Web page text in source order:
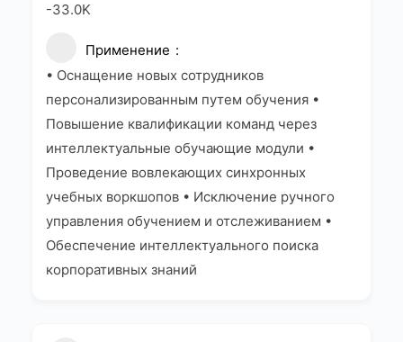
-33.0K
Применение
• Оснащение новых сотрудников
персонализированным путем обучения •
Повышение квалификации команд через
интеллектуальные обучающие модули •
Проведение вовлекающих синхронных
учебных воркшопов • Исключение ручного
управления обучением и отслеживанием •
Обеспечение интеллектуального поиска
корпоративных знаний